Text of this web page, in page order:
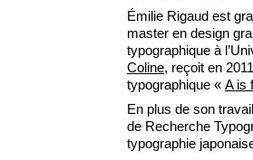
Émilie Rigaud est
master en design
typographique à
Coline, reçoit en
typographique « A is
En plus de son
de Recherche
typographie